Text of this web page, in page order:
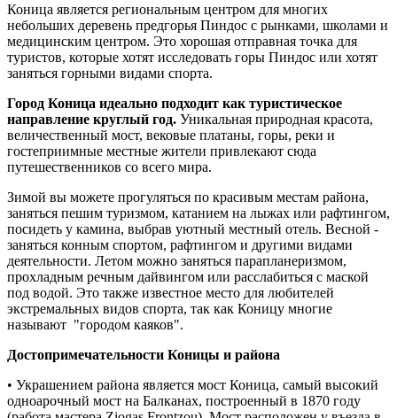
Коница является региональным центром для многих
небольших деревень предгорья Пиндос с рынками, школами и
медицинским центром. Это хорошая отправная точка для
туристов, которые хотят исследовать горы Пиндос или хотят
заняться горными видами спорта.
Город Коница идеально подходит как туристическое
направление круглый год. Уникальная природная красота,
величественный мост, вековые платаны, горы, реки и
гостеприимные местные жители привлекают сюда
путешественников со всего мира.
Зимой вы можете прогуляться по красивым местам района,
заняться пешим туризмом, катанием на лыжах или рафтингом,
посидеть у камина, выбрав уютный местный отель. Весной -
заняться конным спортом, рафтингом и другими видами
деятельности. Летом можно заняться парапланеризмом,
прохладным речным дайвингом или расслабиться с маской
под водой. Это также известное место для любителей
экстремальных видов спорта, так как Коницу многие
называют "городом каяков".
Достопримечательности Коницы и района
• Украшением района является мост Коница, самый высокий
одноарочный мост на Балканах, построенный в 1870 году